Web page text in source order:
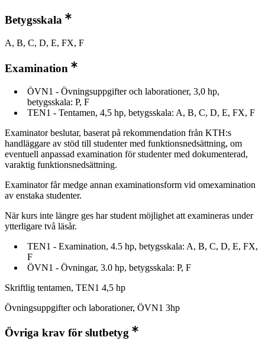
Betygsskala
A, B, C, D, E, FX, F
Examination
ÖVN1 - Övningsuppgifter och laborationer, 3,0 hp,
betygsskala: P, F
TEN1 - Tentamen, 4,5 hp, betygsskala: A, B, C, D, E, FX, F
Examinator beslutar, baserat på rekommendation från KTH:s
handläggare av stöd till studenter med funktionsnedsättning, om
eventuell anpassad examination för studenter med dokumenterad,
varaktig funktionsnedsättning.
Examinator får medge annan examinationsform vid omexamination
av enstaka studenter.
När kurs inte längre ges har student möjlighet att examineras under
ytterligare två läsår.
TEN1 - Examination, 4.5 hp, betygsskala: A, B, C, D, E, FX,
F
ÖVN1 - Övningar, 3.0 hp, betygsskala: P, F
Skriftlig tentamen, TEN1 4,5 hp
Övningsuppgifter och laborationer, ÖVN1 3hp
Övriga krav för slutbetyg